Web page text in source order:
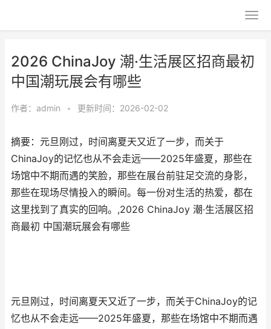
2026 ChinaJoy 潮·生活展区招商最初
中国潮玩展会有哪些
作者： admin • 更新时间：2026-02-02
摘要：​元旦刚过，时间离夏天又近了一步，而关于
ChinaJoy的记忆也从不会走远——2025年盛夏，那些在
场馆中不期而遇的笑脸，那些在展台前驻足交流的身影，
那些在现场尽情投入的瞬间。每一份对生活的热爱，都在
这里找到了真实的回响。,2026 ChinaJoy 潮·生活展区招
商最初 中国潮玩展会有哪些
元旦刚过，时间离夏天又近了一步，而关于ChinaJoy的记
忆也从不会走远——2025年盛夏，那些在场馆中不期而遇